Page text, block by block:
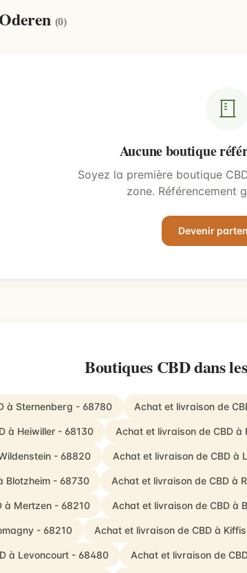
(0)
Aucune boutique
Soyez la première boutique
zone. Référencement
Devenir
Boutiques CBD dans
à Sternenberg - 68780 Achat et livraison de
à Heiwiller - 68130 Achat et livraison de CBD à
- 68820 Achat et livraison de CBD à
Blotzheim - 68730 Achat et livraison de CBD à
à Mertzen - 68210 Achat et livraison de CBD à
- 68210 Achat et livraison de CBD à
à Levoncourt - 68480 Achat et livraison de